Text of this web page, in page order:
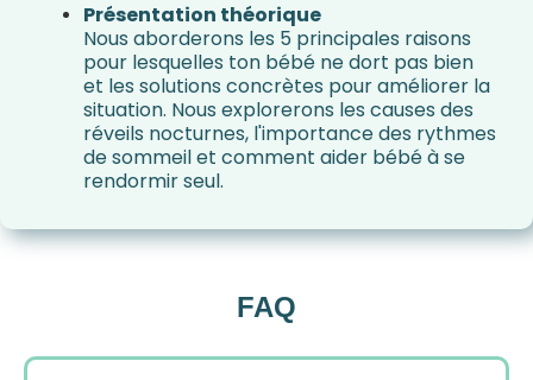
Présentation théorique
Nous aborderons les 5 principales raisons
pour lesquelles ton bébé ne dort pas bien
et les solutions concrètes pour améliorer la
situation. Nous explorerons les causes des
réveils nocturnes, l'importance des rythmes
de sommeil et comment aider bébé à se
rendormir seul.
FAQ